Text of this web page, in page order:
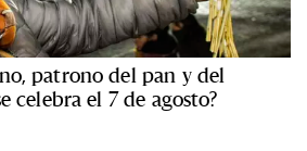
patrono del pan y del
celebra el 7 de agosto?